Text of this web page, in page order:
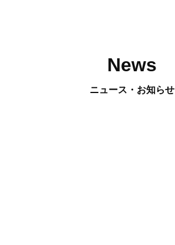
News
ニュース・お知らせ